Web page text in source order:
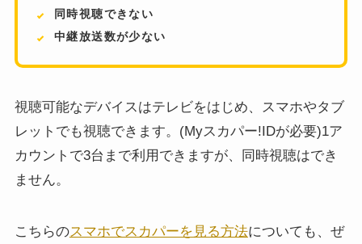
同時視聴できない
中継放送数が少ない
視聴可能なデバイスはテレビをはじめ、スマホやタブ
レットでも視聴できます。(Myスカパー!IDが必要)1ア
カウントで3台まで利用できますが、同時視聴はでき
ません。
こちらのスマホでスカパーを見る方法についても、ぜ